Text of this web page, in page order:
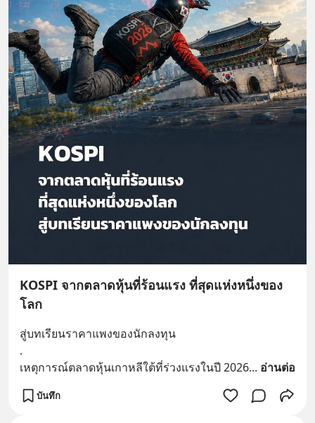
KOSPI จากตลาดหุ้นที่ร้อนแรง ที่สุดแห่งหนึ่งของ
โลก
สู่บทเรียนราคาแพงของนักลงทุน
.
เหตุการณ์ตลาดหุ้นเกาหลีใต้ที่ร่วงแรงในปี 2026... อ่านต่อ
บันทึก